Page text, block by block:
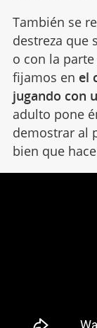
También se
destreza que
o con la
fijamos en el
jugando con
adulto pone
demostrar al
bien que